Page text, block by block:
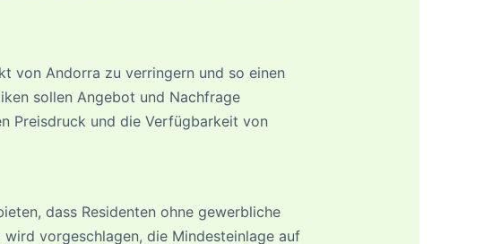
von Andorra zu verringern und so einen
sollen Angebot und Nachfrage
Preisdruck und die Verfügbarkeit von
dass Residenten ohne gewerbliche
vorgeschlagen, die Mindesteinlage auf